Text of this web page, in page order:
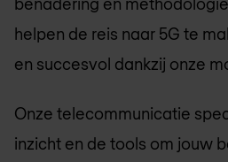
helpen de reis naar 5G te
en succesvol dankzij onze
Onze telecommunicatie
inzicht en de tools om jouw